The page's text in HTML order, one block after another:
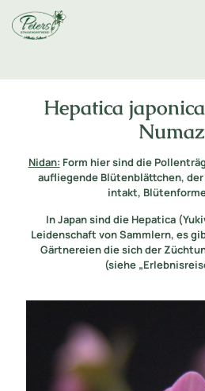
Hepatica
Nidan: Form hier sind die
aufliegende Blütenblättchen,
intakt,
In Japan sind die Hepatica
Leidenschaft von Sammlern, es
Gärtnereien die sich der
(siehe